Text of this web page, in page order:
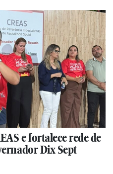
e fortalece rede de
Dix Sept